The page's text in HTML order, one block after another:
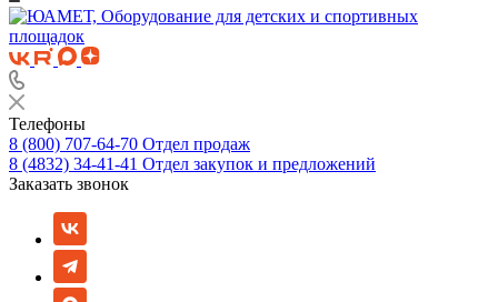
Телефоны
8 (800) 707-64-70 Отдел продаж
8 (4832) 34-41-41 Отдел закупок и предложений
Заказать звонок